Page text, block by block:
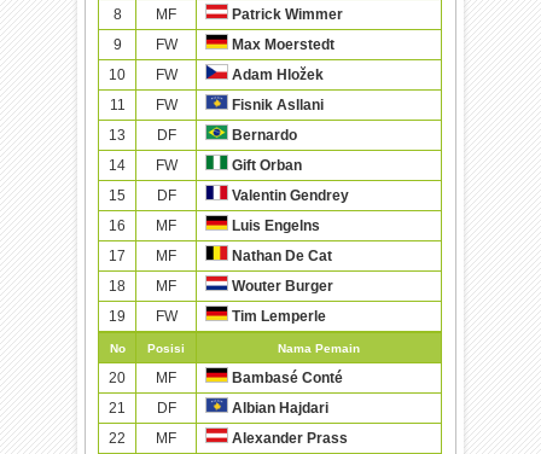
8
MF
Patrick Wimmer
9
FW
Max Moerstedt
10
FW
Adam Hložek
11
FW
Fisnik Asllani
13
DF
Bernardo
14
FW
Gift Orban
15
DF
Valentin Gendrey
16
MF
Luis Engelns
17
MF
Nathan De Cat
18
MF
Wouter Burger
19
FW Tim Lemperle
No Posisi Nama Pemain
20 MF
Bambasé Conté
21
DF
Albian Hajdari
22
MF
Alexander Prass